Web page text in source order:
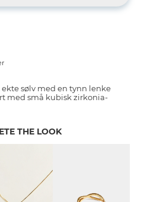
sølv med en tynn lenke
med små kubisk zirkonia-
THE LOOK